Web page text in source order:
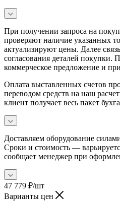
При получении запроса на
проверяют наличие указанных
актуализируют цены. Далее
согласования деталей покупки.
коммерческое предложение и
Оплата выставленных счетов
переводом средств на наш
клиент получает весь пакет
Доставляем оборудование
Сроки и стоимость —
сообщает менеджер при
47 779 ₽/шт
Варианты цен